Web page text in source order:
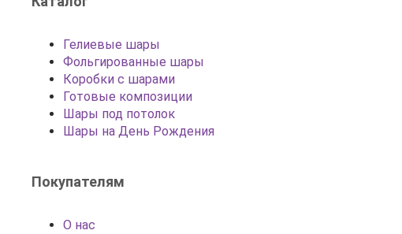
Гелиевые шары
Фольгированные шары
Коробки с шарами
Готовые композиции
Шары под потолок
Шары на День Рождения
Покупателям
О нас